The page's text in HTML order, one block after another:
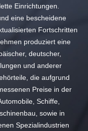
Einrichtungen.
eine bescheidene
Fortschritten
produziert eine
deutscher,
und anderer
die aufgrund
Preise in der
Schiffe,
sowie in
Spezialindustrien